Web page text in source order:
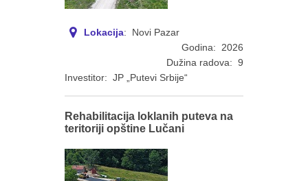
Lokacija: Novi Pazar
Godina: 2026
Dužina radova: 9
Investitor: JP „Putevi Srbije“
Rehabilitacija loklanih puteva na
teritoriji opštine Lučani